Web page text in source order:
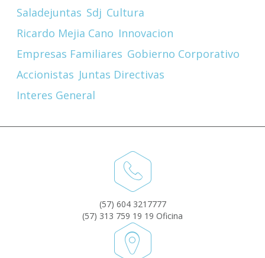
Saladejuntas Sdj Cultura
Ricardo Mejia Cano Innovacion
Empresas Familiares Gobierno Corporativo
Accionistas Juntas Directivas
Interes General
(57) 604 3217777
(57) 313 759 19 19 Oficina